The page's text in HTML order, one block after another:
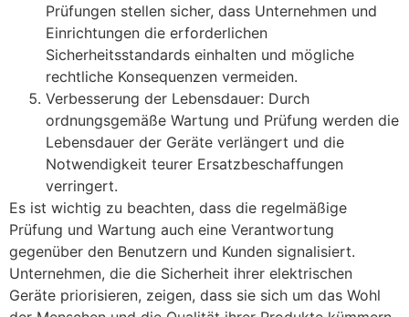
Prüfungen stellen sicher, dass Unternehmen und
Einrichtungen die erforderlichen
Sicherheitsstandards einhalten und mögliche
rechtliche Konsequenzen vermeiden.
Verbesserung der Lebensdauer: Durch
ordnungsgemäße Wartung und Prüfung werden die
Lebensdauer der Geräte verlängert und die
Notwendigkeit teurer Ersatzbeschaffungen
verringert.
Es ist wichtig zu beachten, dass die regelmäßige
Prüfung und Wartung auch eine Verantwortung
gegenüber den Benutzern und Kunden signalisiert.
Unternehmen, die die Sicherheit ihrer elektrischen
Geräte priorisieren, zeigen, dass sie sich um das Wohl